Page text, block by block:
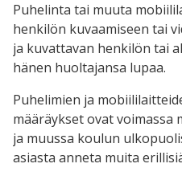
Puhelinta tai muuta
henkilön kuvaamiseen tai
ja kuvattavan henkilön tai
hänen huoltajansa lupaa.
Puhelimien ja
määräykset ovat
ja muussa koulun
asiasta anneta muita